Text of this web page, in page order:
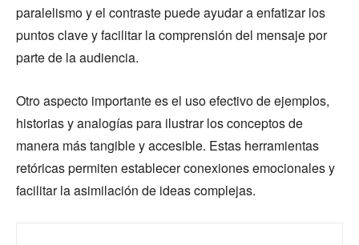
paralelismo y el contraste puede ayudar a enfatizar los
puntos clave y facilitar la comprensión del mensaje por
parte de la audiencia.
Otro aspecto importante es el uso efectivo de ejemplos,
historias y analogías para ilustrar los conceptos de
manera más tangible y accesible. Estas herramientas
retóricas permiten establecer conexiones emocionales y
facilitar la asimilación de ideas complejas.